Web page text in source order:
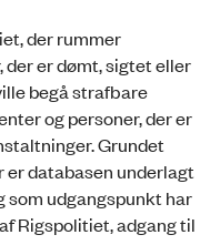
der rummer
er dømt, sigtet eller
begå strafbare
og personer, der er
Grundet
databasen underlagt
udgangspunkt har
Rigspolitiet, adgang til